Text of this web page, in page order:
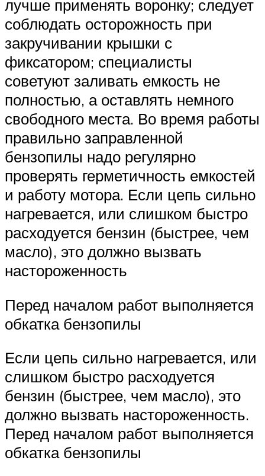
лучше применять воронку; следует
соблюдать осторожность при
закручивании крышки с
фиксатором; специалисты
советуют заливать емкость не
полностью, а оставлять немного
свободного места. Во время работы
правильно заправленной
бензопилы надо регулярно
проверять герметичность емкостей
и работу мотора. Если цепь сильно
нагревается, или слишком быстро
расходуется бензин (быстрее, чем
масло), это должно вызвать
настороженность
Перед началом работ выполняется
обкатка бензопилы
Если цепь сильно нагревается, или
слишком быстро расходуется
бензин (быстрее, чем масло), это
должно вызвать настороженность.
Перед началом работ выполняется
обкатка бензопилы